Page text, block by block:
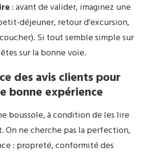
: avant de valider, imaginez une
déjeuner, retour d’excursion,
Si tout semble simple sur
sur la bonne voie.
des avis clients pour
bonne expérience
boussole, à condition de les lire
On ne cherche pas la perfection,
: propreté, conformité des